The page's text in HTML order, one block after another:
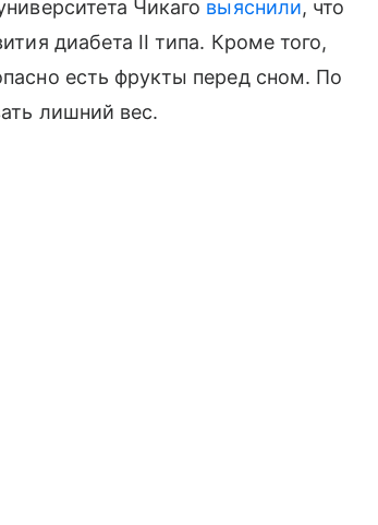
Чикаго выяснили, что
диабета II типа. Кроме того,
есть фрукты перед сном. По
лишний вес.